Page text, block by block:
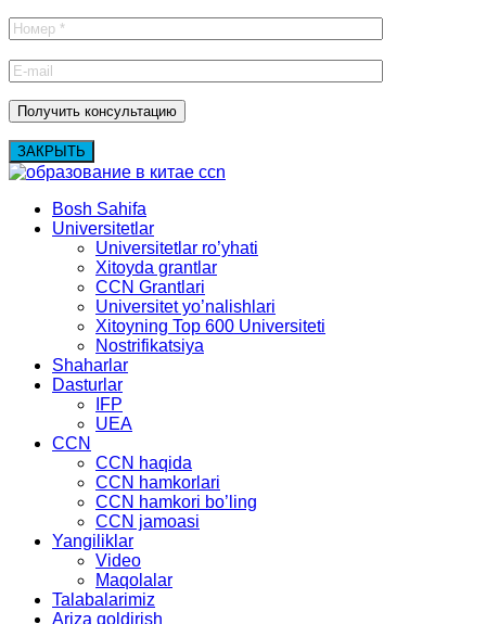
ЗАКРЫТЬ
Bosh Sahifa
Universitetlar
Universitetlar ro’yhati
Xitoyda grantlar
CCN Grantlari
Universitet yo’nalishlari
Xitoyning Top 600 Universiteti
Nostrifikatsiya
Shaharlar
Dasturlar
IFP
UEA
CCN
CCN haqida
CCN hamkorlari
CCN hamkori bo’ling
CCN jamoasi
Yangiliklar
Video
Maqolalar
Talabalarimiz
Ariza qoldirish